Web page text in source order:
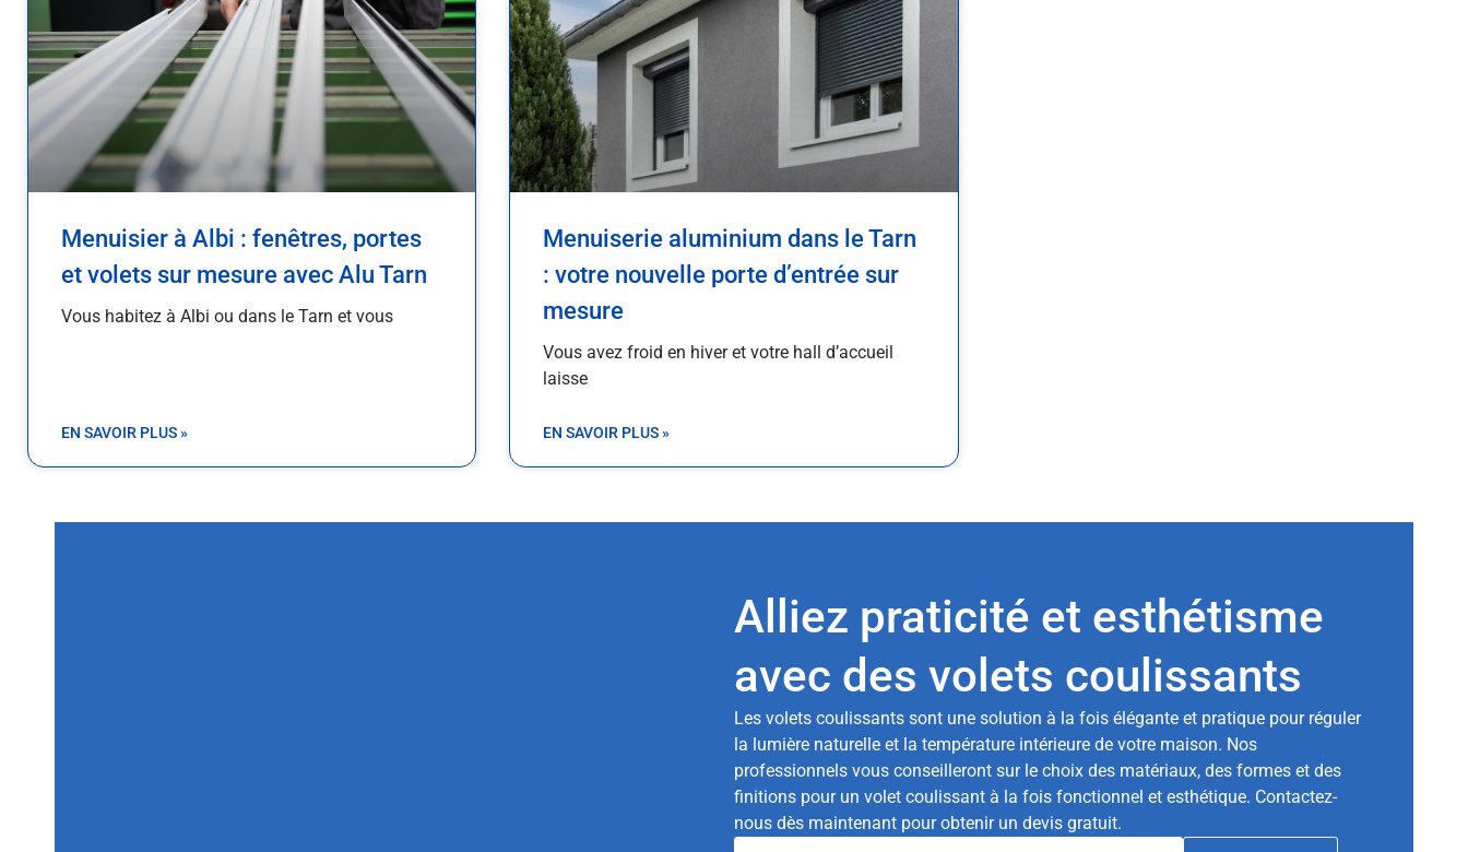
Menuisier à Albi : fenêtres, portes
et volets sur mesure avec Alu Tarn
Vous habitez à Albi ou dans le Tarn et vous
EN SAVOIR PLUS »
Menuiserie aluminium dans le Tarn
: votre nouvelle porte d’entrée sur
mesure
Vous avez froid en hiver et votre hall d’accueil
laisse
EN SAVOIR PLUS »
Alliez praticité et esthétisme
avec des volets coulissants
Les volets coulissants sont une solution à la fois élégante et pratique pour réguler
la lumière naturelle et la température intérieure de votre maison. Nos
professionnels vous conseilleront sur le choix des matériaux, des formes et des
finitions pour un volet coulissant à la fois fonctionnel et esthétique. Contactez-
nous dès maintenant pour obtenir un devis gratuit.